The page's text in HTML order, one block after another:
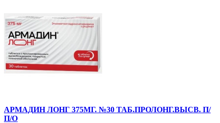
АРМАДИН ЛОНГ 375МГ. №30 ТАБ.ПРОЛОНГ.ВЫСВ. П/
П/О